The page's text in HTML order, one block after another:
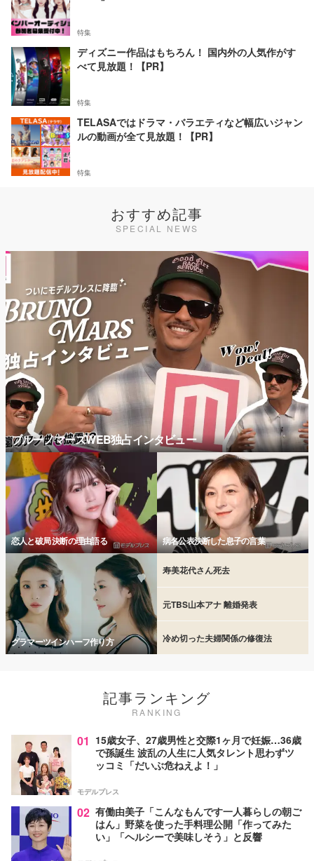
特集
ディズニー作品はもちろん！ 国内外の人気作がす
べて見放題！【PR】
特集
TELASAではドラマ・バラエティなど幅広いジャン
ルの動画が全て見放題！【PR】
特集
おすすめ記事
SPECIAL NEWS
ブルーノマーズWEB独占インタビュー
恋人と破局 決断の理由語る 病名公表決断した息子の言葉
グラマーツインハーフ作り方
寿美花代さん死去
元TBS山本アナ 離婚発表
冷め切った夫婦関係の修復法
記事ランキング
RANKING
01 15歳女子、27歳男性と交際1ヶ月で妊娠…36歳
で孫誕生 波乱の人生に人気タレント思わずツ
ッコミ「だいぶ危ねえよ！」
モデルプレス
02 有働由美子「こんなもんです一人暮らしの朝ご
はん」野菜を使った手料理公開「作ってみた
い」「ヘルシーで美味しそう」と反響